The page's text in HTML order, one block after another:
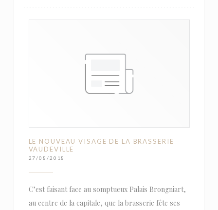
LE NOUVEAU VISAGE DE LA BRASSERIE
VAUDEVILLE
27/08/2018
C’est faisant face au somptueux Palais Brongniart,
au centre de la capitale, que la brasserie fête ses